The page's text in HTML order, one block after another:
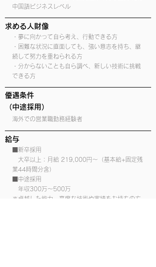
中国語ビジネスレベル
求める人財像
・夢に向かって自ら考え、行動できる方
・困難な状況に直面しても、強い意志を持ち、継
続して努力を重ねられる方
・分からないことも自ら調べ、新しい技術に挑戦
できる方
優遇条件
​（中途採用）
海外での営業職勤務経験者
給与
■新卒採用
大卒以上：月給 219,000円～（基本給+固定残
業44時間分含）
■中途採用
年収300万〜500万
※卓越した能力、高度な技術や実績をお持ちの方